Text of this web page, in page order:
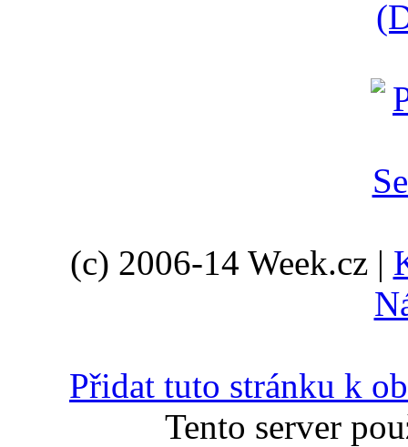
(c) 2006-14 Week.cz |
Přidat tuto stránku k
Tento server